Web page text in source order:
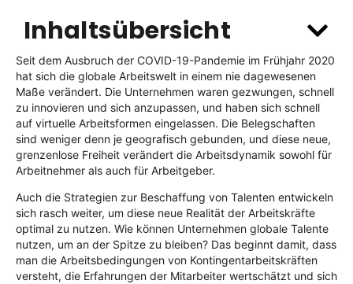
Inhaltsübersicht
Seit dem Ausbruch der COVID-19-Pandemie im Frühjahr 2020
hat sich die globale Arbeitswelt in einem nie dagewesenen
Maße verändert. Die Unternehmen waren gezwungen, schnell
zu innovieren und sich anzupassen, und haben sich schnell
auf virtuelle Arbeitsformen eingelassen. Die Belegschaften
sind weniger denn je geografisch gebunden, und diese neue,
grenzenlose Freiheit verändert die Arbeitsdynamik sowohl für
Arbeitnehmer als auch für Arbeitgeber.
Auch die Strategien zur Beschaffung von Talenten entwickeln
sich rasch weiter, um diese neue Realität der Arbeitskräfte
optimal zu nutzen. Wie können Unternehmen globale Talente
nutzen, um an der Spitze zu bleiben? Das beginnt damit, dass
man die Arbeitsbedingungen von Kontingentarbeitskräften
versteht, die Erfahrungen der Mitarbeiter wertschätzt und sich